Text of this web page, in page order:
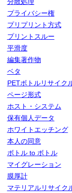
プライバシー権
プリプリント方式
プリントスルー
平滑度
編集著作物
ベタ
PETボトルリサイク
ページ形式
ホスト・システム
保有個人データ
ホワイトエッチング
本人の同意
ボトル to ボトル
マイグレーション
膜厚計
マテリアルリサイク